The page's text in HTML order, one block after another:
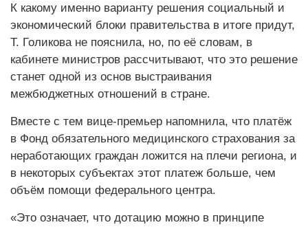
К какому именно варианту решения социальный и
экономический блоки правительства в итоге придут,
Т. Голикова не пояснила, но, по её словам, в
кабинете министров рассчитывают, что это решение
станет одной из основ выстраивания
межбюджетных отношений в стране.
Вместе с тем вице-премьер напомнила, что платёж
в Фонд обязательного медицинского страхования за
неработающих граждан ложится на плечи региона, и
в некоторых субъектах этот платеж больше, чем
объём помощи федерального центра.
«Это означает, что дотацию можно в принципе